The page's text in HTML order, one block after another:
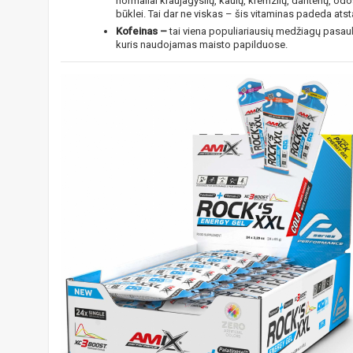
būklei. Tai dar ne viskas – šis vitaminas padeda
Kofeinas –tai viena populiariausių medžiagų
kuris naudojamas maisto papilduose.